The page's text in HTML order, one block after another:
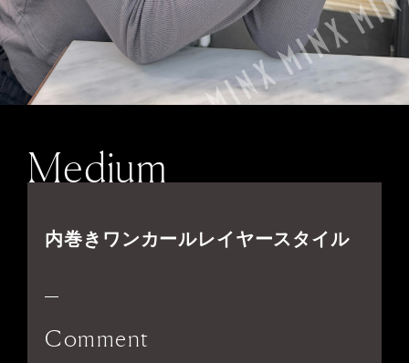
Medium
内巻きワンカールレイヤースタイル
Comment